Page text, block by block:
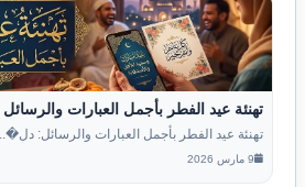
تهنئة عيد الفطر بأجمل العبارات والرسائل
تهنئة عيد الفطر بأجمل العبارات والرسائل: دل�...